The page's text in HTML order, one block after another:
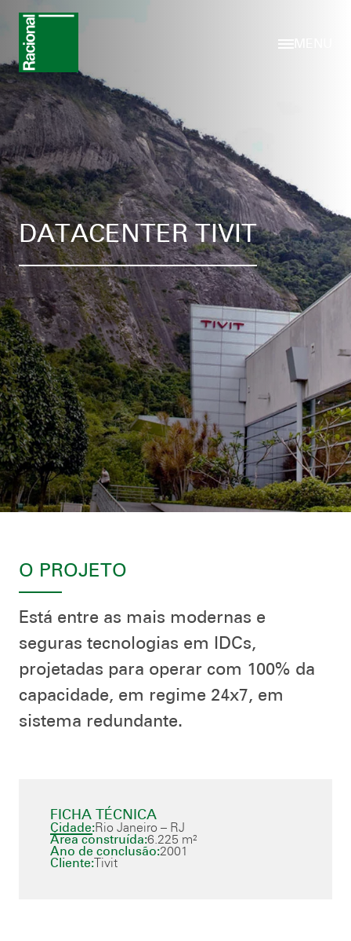
DATACENTER TIVIT
O PROJETO
Está entre as mais modernas e
seguras tecnologias em IDCs,
projetadas para operar com 100% da
capacidade, em regime 24x7, em
sistema redundante.
FICHA TÉCNICA
Cidade:Rio Janeiro – RJ
Área construída:6.225 m²
Ano de conclusão:2001
Cliente: Tivit